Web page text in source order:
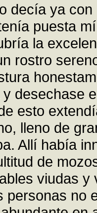
decía ya
puesta
la
rostro
desechase
esto
lleno de
Allí había
de
viudas
personas no